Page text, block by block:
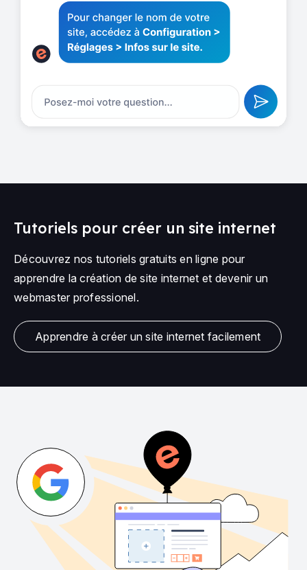
Tutoriels pour créer un site internet
Découvrez nos tutoriels gratuits en ligne pour
apprendre la création de site internet et devenir un
webmaster professionel.
Apprendre à créer un site internet facilement